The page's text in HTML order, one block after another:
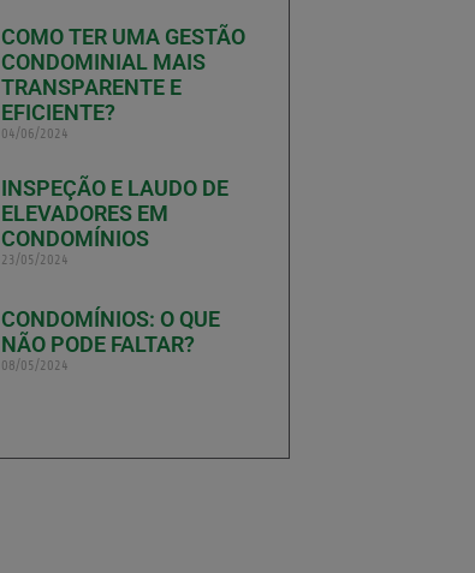
COMO TER UMA GESTÃO
CONDOMINIAL MAIS
TRANSPARENTE E
EFICIENTE?
04/06/2024
INSPEÇÃO E LAUDO DE
ELEVADORES EM
CONDOMÍNIOS
23/05/2024
CONDOMÍNIOS: O QUE
NÃO PODE FALTAR?
08/05/2024